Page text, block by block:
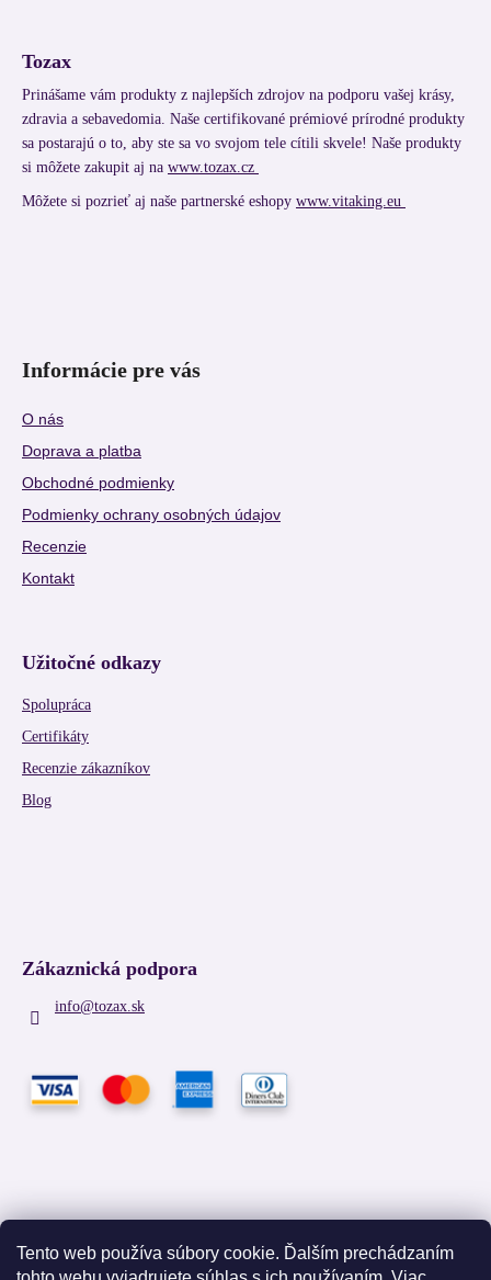
Tento web používa súbory cookie. Ďalším prechádzaním
Tozax
Prinášame vám produkty z najlepších zdrojov na podporu vašej krásy,
zdravia a sebavedomia. Naše certifikované prémiové prírodné produkty
sa postarajú o to, aby ste sa vo svojom tele cítili skvele! Naše produkty
si môžete zakupit aj na www.tozax.cz
Môžete si pozrieť aj naše partnerské eshopy www.vitaking.eu
Informácie pre vás
O nás
Doprava a platba
Obchodné podmienky
Podmienky ochrany osobných údajov
Recenzie
Kontakt
Užitočné odkazy
Spolupráca
Certifikáty
Recenzie zákazníkov
Blog
Zákaznická podpora
info@tozax.sk